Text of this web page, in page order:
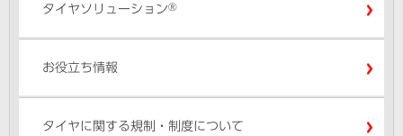
タイヤソリューション®
お役立ち情報
タイヤに関する規制・制度について